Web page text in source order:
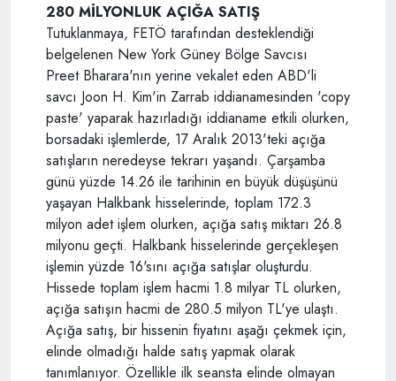
280 MİLYONLUK AÇIĞA SATIŞ
Tutuklanmaya, FETÖ tarafından desteklendiği
belgelenen New York Güney Bölge Savcısı
Preet Bharara'nın yerine vekalet eden ABD'li
savcı Joon H. Kim'in Zarrab iddianamesinden 'copy
paste' yaparak hazırladığı iddianame etkili olurken,
borsadaki işlemlerde, 17 Aralık 2013'teki açığa
satışların neredeyse tekrarı yaşandı. Çarşamba
günü yüzde 14.26 ile tarihinin en büyük düşüşünü
yaşayan Halkbank hisselerinde, toplam 172.3
milyon adet işlem olurken, açığa satış miktarı 26.8
milyonu geçti. Halkbank hisselerinde gerçekleşen
işlemin yüzde 16'sını açığa satışlar oluşturdu.
Hissede toplam işlem hacmi 1.8 milyar TL olurken,
açığa satışın hacmi de 280.5 milyon TL'ye ulaştı.
Açığa satış, bir hissenin fiyatını aşağı çekmek için,
elinde olmadığı halde satış yapmak olarak
tanımlanıyor. Özellikle ilk seansta elinde olmayan